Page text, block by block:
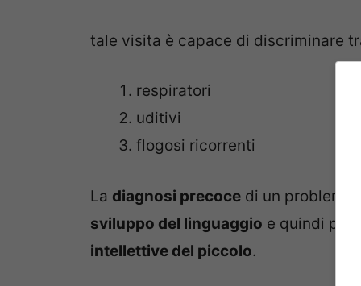
tale visita è capace di discriminare
respiratori
uditivi
flogosi ricorrenti
La diagnosi precoce di un problema
sviluppo del linguaggio e quindi per
intellettive del piccolo.